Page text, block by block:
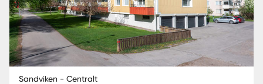
Sandviken - Centralt